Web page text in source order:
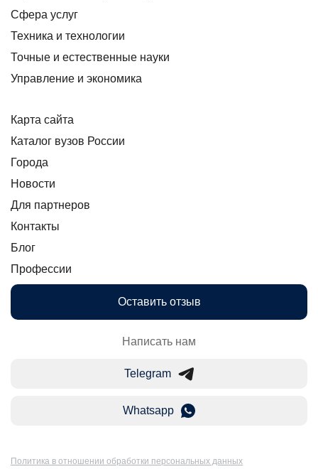
Сфера услуг
Техника и технологии
Точные и естественные науки
Управление и экономика
Карта сайта
Каталог вузов России
Города
Новости
Для партнеров
Контакты
Блог
Профессии
Оставить отзыв
Написать нам
Telegram
Whatsapp
Политика в отношении обработки персональных данных